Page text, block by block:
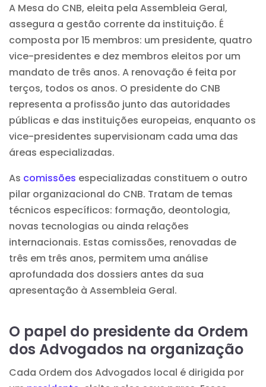
A Mesa do CNB, eleita pela Assembleia Geral,
assegura a gestão corrente da instituição. É
composta por 15 membros: um presidente, quatro
vice-presidentes e dez membros eleitos por um
mandato de três anos. A renovação é feita por
terços, todos os anos. O presidente do CNB
representa a profissão junto das autoridades
públicas e das instituições europeias, enquanto os
vice-presidentes supervisionam cada uma das
áreas especializadas.
As comissões especializadas constituem o outro
pilar organizacional do CNB. Tratam de temas
técnicos específicos: formação, deontologia,
novas tecnologias ou ainda relações
internacionais. Estas comissões, renovadas de
três em três anos, permitem uma análise
aprofundada dos dossiers antes da sua
apresentação à Assembleia Geral.
O papel do presidente da Ordem
dos Advogados na organização
Cada Ordem dos Advogados local é dirigida por